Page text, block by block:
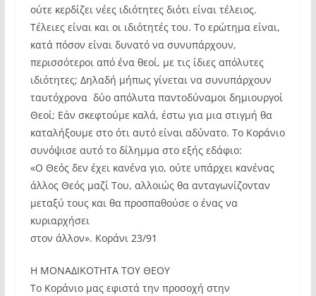
ούτε κερδίζει νέες ιδιότητες διότι είναι τέλειος.
Τέλειες είναι και οι ιδιότητές του. Το ερώτημα είναι,
κατά πόσον είναι δυνατό να συνυπάρχουν,
περισσότεροι από ένα θεοί, με τις ίδιες απόλυτες
ιδιότητες; Δηλαδή μήπως γίνεται να συνυπάρχουν
ταυτόχρονα  δύο απόλυτα παντοδύναμοι δημιουργοί
Θεοί; Εάν σκεφτούμε καλά, έστω για μια στιγμή θα
καταλήξουμε στο ότι αυτό είναι αδύνατο. Το Κοράνιο
συνόψισε αυτό το δίλημμα στο εξής εδάφιο:
«Ο Θεός δεν έχει κανένα γιο, ούτε υπάρχει κανένας
άλλος Θεός μαζί Του, αλλοιώς θα ανταγωνίζονταν
μεταξύ τους και θα προσπαθούσε ο ένας να
κυριαρχήσει
στον άλλον». Κοράνι 23/91
Η ΜΟΝΑΔΙΚΟΤΗΤΑ ΤΟΥ ΘΕΟΥ
Το Κοράνιο μας εφιστά την προσοχή στην